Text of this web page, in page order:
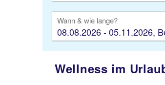
Wann & wie lange?
08.08.2026 - 05.11.2026,
Wellness im